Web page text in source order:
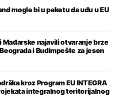
mogle bi u paketu da uđu u EU
Mađarske najavili otvaranje brze
i Budimpešte za jesen
kroz Program EU INTEGRA
integralnog teritorijalnog